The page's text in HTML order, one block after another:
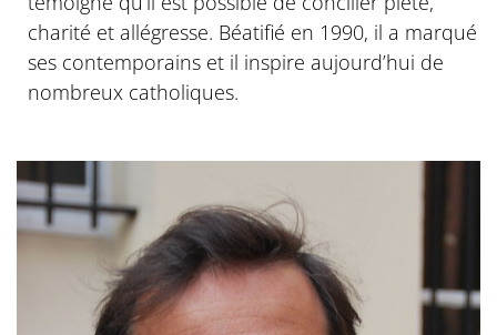
charité et allégresse. Béatifié en 1990, il a marqué
ses contemporains et il inspire aujourd’hui de
nombreux catholiques.